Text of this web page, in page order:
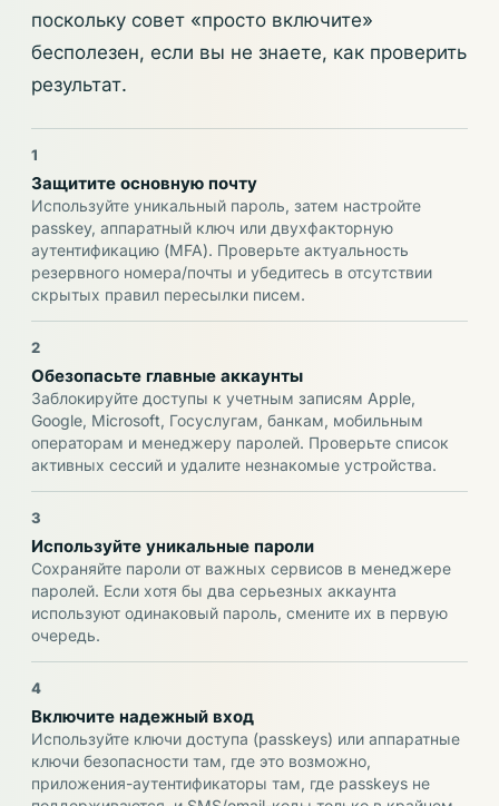
поскольку совет «просто включите»
бесполезен, если вы не знаете, как проверить
результат.
1
Защитите основную почту
Используйте уникальный пароль, затем настройте
passkey, аппаратный ключ или двухфакторную
аутентификацию (MFA). Проверьте актуальность
резервного номера/почты и убедитесь в отсутствии
скрытых правил пересылки писем.
2
Обезопасьте главные аккаунты
Заблокируйте доступы к учетным записям Apple,
Google, Microsoft, Госуслугам, банкам, мобильным
операторам и менеджеру паролей. Проверьте список
активных сессий и удалите незнакомые устройства.
3
Используйте уникальные пароли
Сохраняйте пароли от важных сервисов в менеджере
паролей. Если хотя бы два серьезных аккаунта
используют одинаковый пароль, смените их в первую
очередь.
4
Включите надежный вход
Используйте ключи доступа (passkeys) или аппаратные
ключи безопасности там, где это возможно,
приложения-аутентификаторы там, где passkeys не